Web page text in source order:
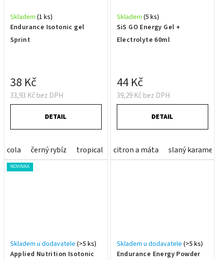
Endurance Isotonic gel
Sprint
Skladem (1 ks)
33,93 Kč bez DPH
38 Kč
DETAIL
cola černý rybíz tropical
SiS GO Energy Gel +
Electrolyte 60ml
Skladem (5 ks)
39,29 Kč bez DPH
44 Kč
DETAIL
citron a máta slaný karamel
NOVINKA
Applied Nutrition Isotonic
Skladem u dodavatele (>5 ks)
Endurance Energy Powder
Skladem u dodavatele (>5 ks)